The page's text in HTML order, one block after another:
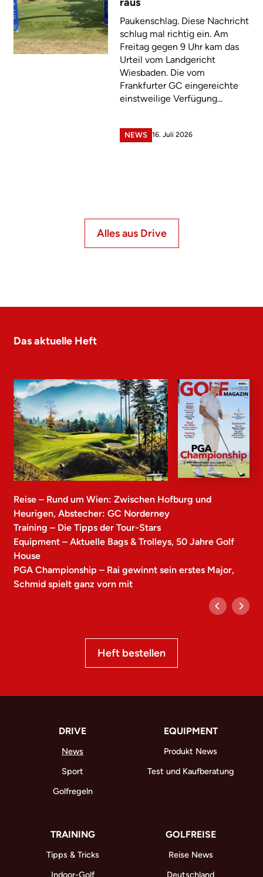
Paukenschlag. Diese Nachricht
schlug mal richtig ein. Am
Freitag gegen 9 Uhr kam das
Urteil vom Landgericht
Wiesbaden. Die vom
Frankfurter GC eingereichte
einstweilige Verfügung...
NEWS 16. Juli 2026
Alles aus Drive
Das aktuelle Heft
Reise – Rund um Wien: Zwischen Hofburg und
Heurigen, Abstecher: GC Norderney
Training – Die Tipps der Tour-Stars
Equipment – Aktuelle Bags & Trolleys, 50 Jahre Golf
House
PGA Championship – Rai gewinnt sein erstes Major,
Schmid spielt ganz vorn mit
Heft bestellen
DRIVE
News
Sport
Golfregeln
EQUIPMENT
Produkt News
Test und Kaufberatung
TRAINING
Tipps & Tricks
Indoor-Golf
GOLFREISE
Reise News
Deutschland